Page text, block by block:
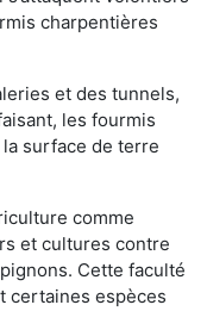
charpentières
et des tunnels,
les fourmis
surface de terre
comme
et cultures contre
Cette faculté
certaines espèces